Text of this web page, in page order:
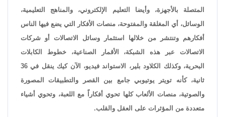
المتصلة بالأجهزة، وأيضا التعليم الإلكتروني، والمناهج التعليمية،
الوسائل، أي المغلقة والمفتوحة، منصات الأفكار التي يضع فيها الناس
أفكارهم وتنتشر من خلالها استثمار وسائل الاتصالات أو شركات
الاتصالات عبر هذه الشبكة، الأقمار الصناعية، خطوط الكابلات
البحرية، وكذلك الكلاود بلير، الاستواند فيديو، الآن كيك ينقل في 36
ثانية، كأنه تويتر يوتيوبي جامع بين القصر والتطبيقات المصورة
والصوتية، منصات الألعاب كلها تحوي أفكاراً مع اللعبة، وتحوي أشياء
متعددة من المؤثرات على العقل والقلب.